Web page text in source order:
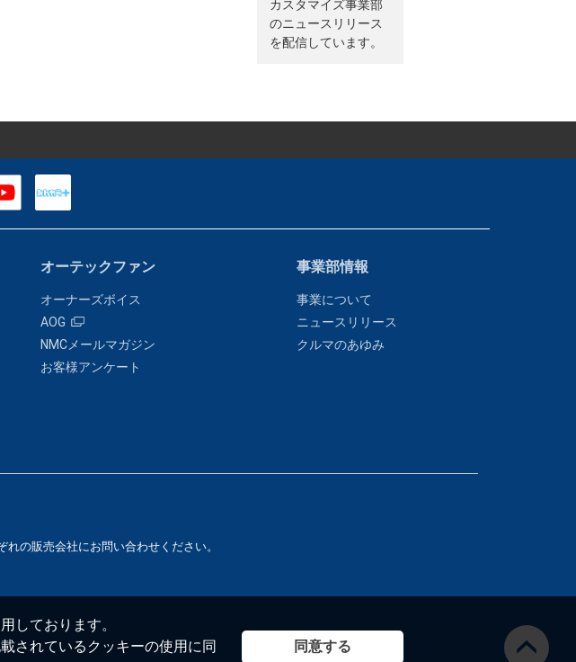
しております。
されているクッキーの使用に同
同意する
カスタマイズ事業部
のニュースリリース
を配信しています。
オーテックファン
オーナーズボイス
AOG
NMCメールマガジン
お客様アンケート
事業部情報
事業について
ニュースリリース
クルマのあゆみ
の販売会社にお問い合わせください。